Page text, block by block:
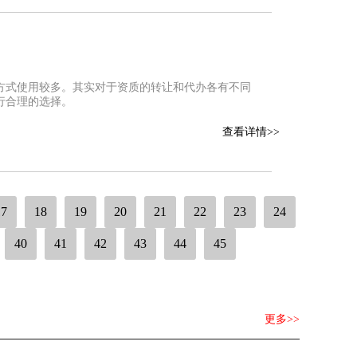
使用较多。其实对于资质的转让和代办各有不同
理的选择。
查看详情>>
18 19 20 21 22 23 24
40 41 42 43 44 45
更多>>